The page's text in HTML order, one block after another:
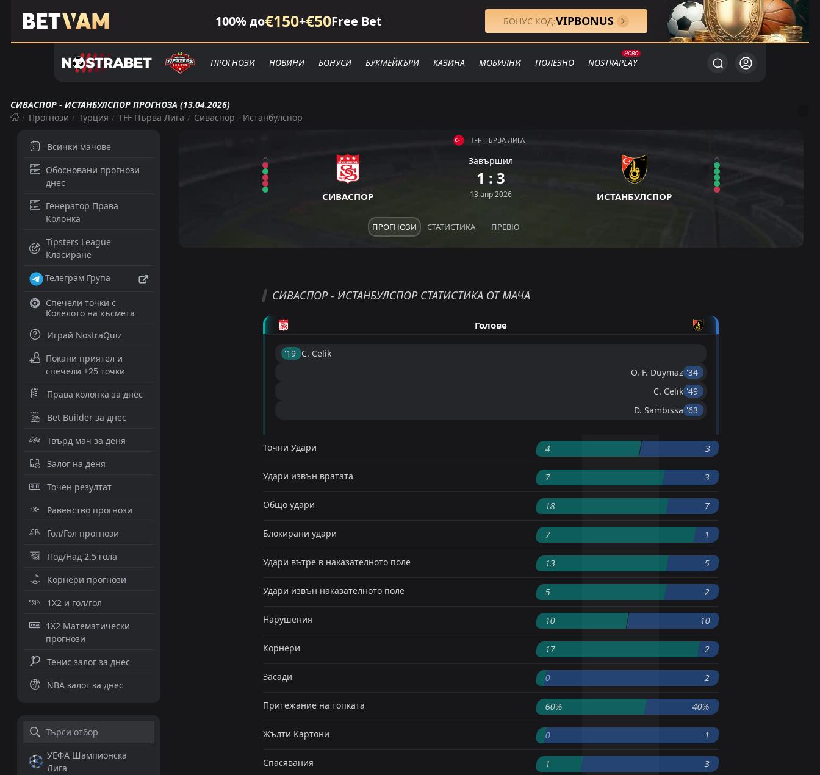
100% до€150+€50Free Bet БОНУС КОД:VIPBONUS
ПРОГНОЗИ НОВИНИ БОНУСИ БУКМЕЙКЪРИ КАЗИНА МОБИЛНИ ПОЛЕЗНО NOSTRAPLAY
СИВАСПОР - ИСТАНБУЛСПОР ПРОГНОЗА (13.04.2026)
Прогнози
Турция TFF Първа Лига Сиваспор - Истанбулспор
Всички мачове
Обосновани прогнози
днес
Генератор Права
Колонка
Tipsters League
Класиране
Телеграм Група
Спечели точки с
Колелото на късмета
Играй NostraQuiz
Покани приятел и
спечели +25 точки
Права колонка за днес
Bet Builder за днес
Твърд мач за деня
Залог на деня
Точен резултат
Равенство прогнози
Гол/Гол прогнози
Под/Над 2.5 гола
Корнери прогнози
1X2 и гол/гол
1X2 Математически
прогнози
Тенис залог за днес
NBA залог за днес
УЕФА Шампионска
Лига
TFF ПЪРВА ЛИГА
СИВАСПОР
Завършил
1 : 3
13 апр 2026 ИСТАНБУЛСПОР
ПРОГНОЗИ СТАТИСТИКА ПРЕВЮ
СИВАСПОР - ИСТАНБУЛСПОР СТАТИСТИКА ОТ МАЧА
Голове
'19 ︎ C. Celik
O. F. Duymaz '34 ︎
C. Celik '49 ︎
D. Sambissa '63 ︎
Точни Удари 4 3
Удари извън вратата 7 3
Общо удари 18 7
Блокирани удари 7 1
Удари вътре в наказателното поле 13 5
Удари извън наказателното поле 5 2
Нарушения 10 10
Корнери 17 2
Засади 0 2
Притежание на топката 60% 40%
Жълти Картони 0 1
Спасявания 1 3